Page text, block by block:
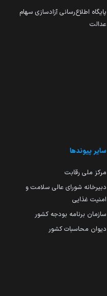
پایگاه اطلاع‌رسانی آزادسازی سهام
عدالت
سایر پیوندها
مرکز ملی رقابت
دبیرخانه شورای عالی سلامت و
امنیت غذایی
سازمان برنامه بودجه کشور
دیوان محاسبات کشور